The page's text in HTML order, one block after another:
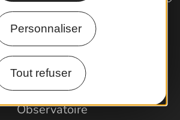
Personnaliser
Tout refuser
Comment venir ?
Espace Pro
Observatoire